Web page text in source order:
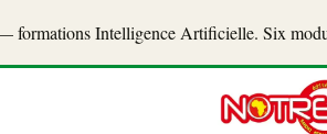
formations Intelligence Artificielle. Six